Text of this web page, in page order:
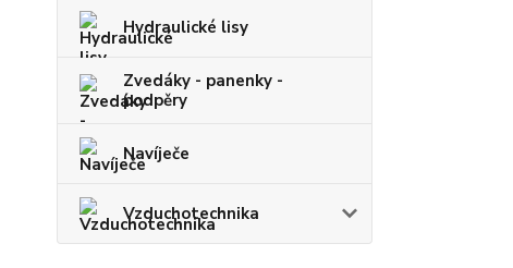
Hydraulické lisy
Zvedáky - panenky -
podpěry
Navíječe
Vzduchotechnika